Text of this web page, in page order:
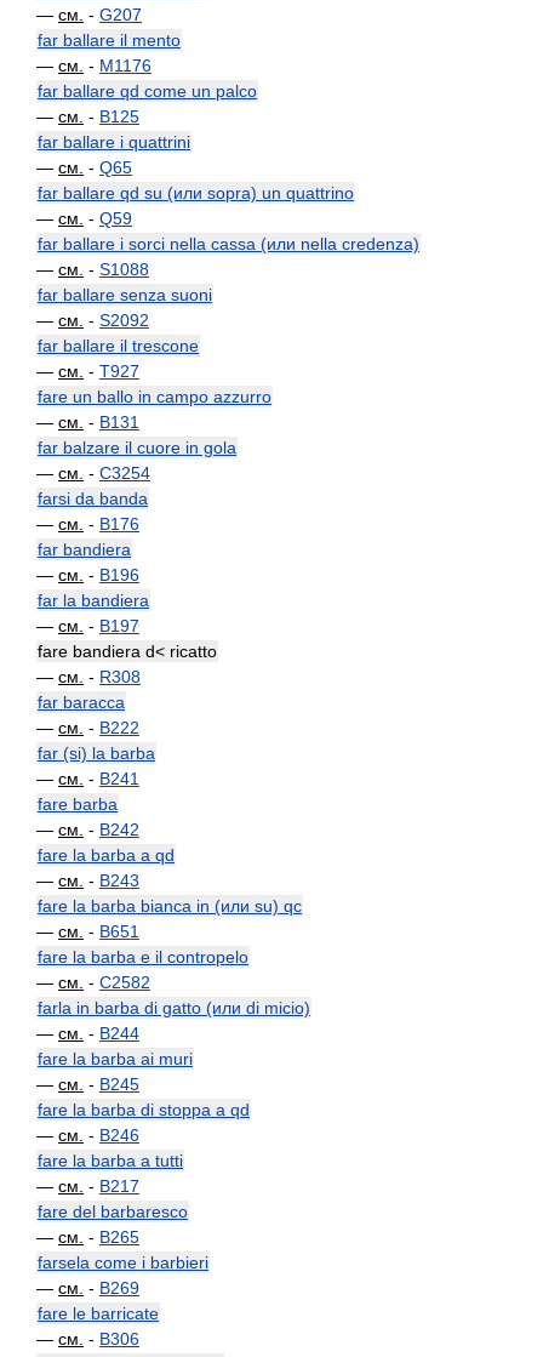
— см. - G207
far ballare il mento
— см. - M1176
far ballare qd come un palco
— см. - B125
far ballare i quattrini
— см. - Q65
far ballare qd su (или sopra) un quattrino
— см. - Q59
far ballare i sorci nella cassa (или nella credenza)
— см. - S1088
far ballare senza suoni
— см. - S2092
far ballare il trescone
— см. - T927
fare un ballo in campo azzurro
— см. - B131
far balzare il cuore in gola
— см. - C3254
farsi da banda
— см. - B176
far bandiera
— см. - B196
far la bandiera
— см. - B197
fare bandiera d< ricatto
— см. - R308
far baracca
— см. - B222
far (si) la barba
— см. - B241
fare barba
— см. - B242
fare la barba a qd
— см. - B243
fare la barba bianca in (или su) qc
— см. - B651
fare la barba e il contropelo
— см. - C2582
farla in barba di gatto (или di micio)
— см. - B244
fare la barba ai muri
— см. - B245
fare la barba di stoppa a qd
— см. - B246
fare la barba a tutti
— см. - B217
fare del barbaresco
— см. - B265
farsela come i barbieri
— см. - B269
fare le barricate
— см. - B306